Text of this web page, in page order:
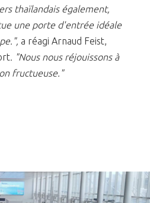
thaïlandais également,
une porte d'entrée idéale
a réagi Arnaud Feist,
. "Nous nous réjouissons à
fructueuse."